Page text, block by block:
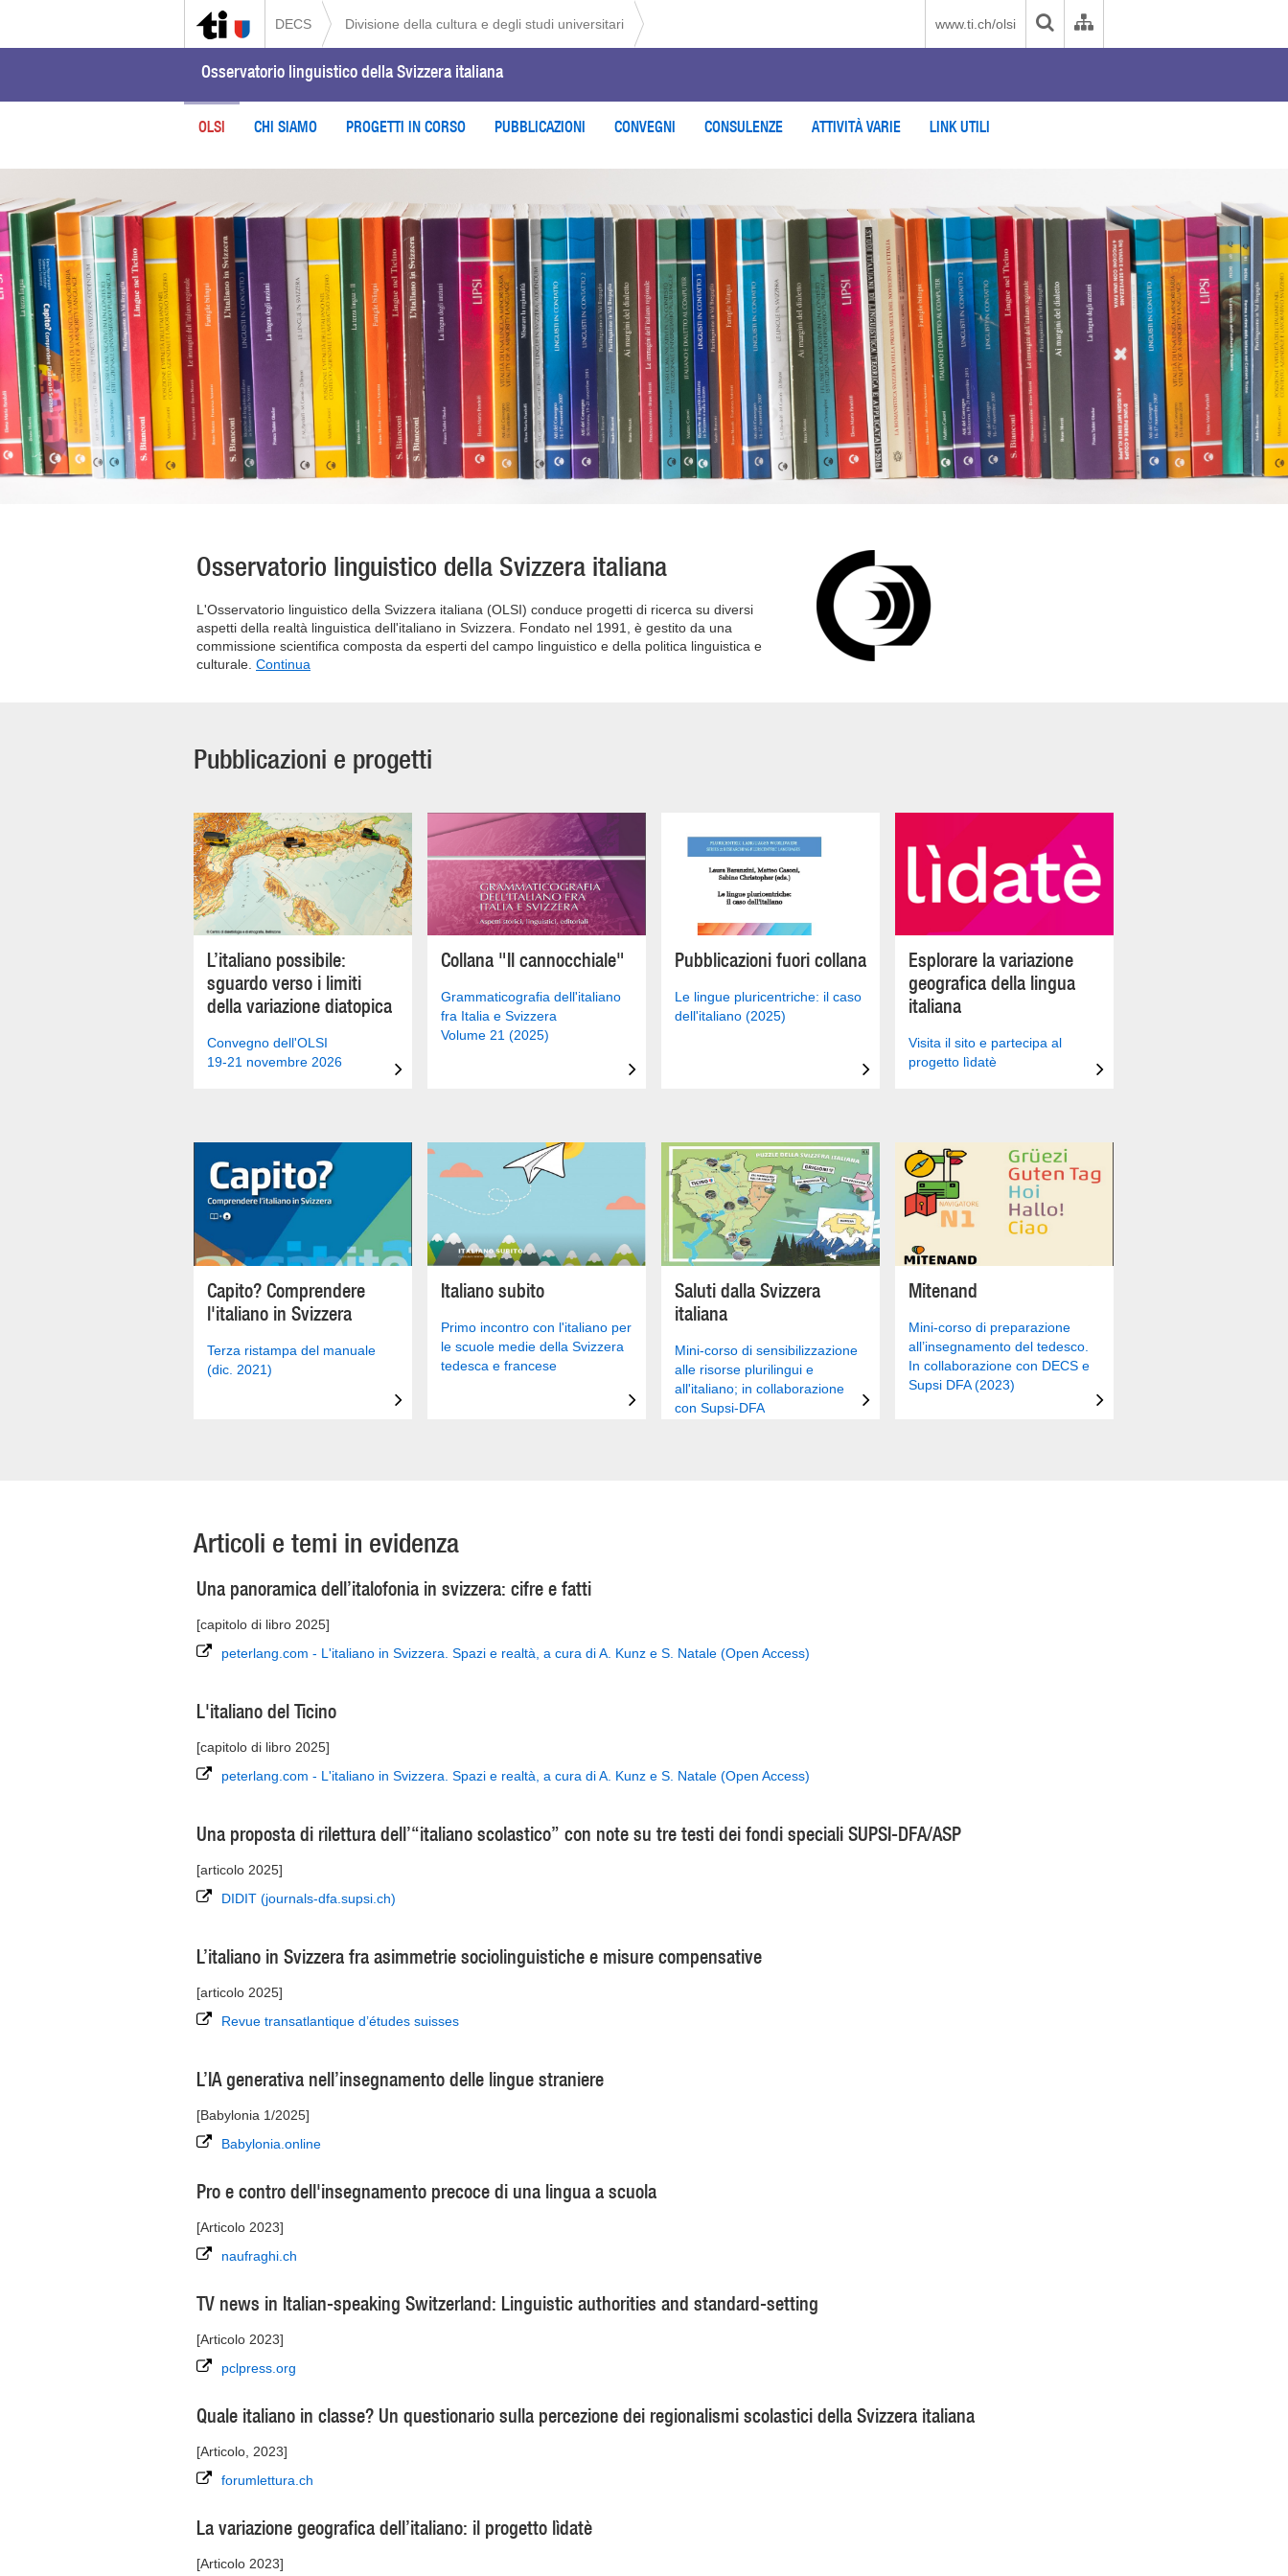
DECS Divisione della cultura e degli studi universitari www.ti.ch/olsi
Osservatorio linguistico della Svizzera italiana
OLSI CHI SIAMO PROGETTI IN CORSO PUBBLICAZIONI CONVEGNI CONSULENZE ATTIVITÀ VARIE LINK UTILI
Osservatorio linguistico della Svizzera italiana
L'Osservatorio linguistico della Svizzera italiana (OLSI) conduce progetti di ricerca su diversi
aspetti della realtà linguistica dell'italiano in Svizzera. Fondato nel 1991, è gestito da una
commissione scientifica composta da esperti del campo linguistico e della politica linguistica e
culturale. Continua
Pubblicazioni e progetti
L’italiano possibile:
sguardo verso i limiti
della variazione diatopica
Convegno dell'OLSI
19-21 novembre 2026
Collana "Il cannocchiale"
Grammaticografia dell'italiano
fra Italia e Svizzera
Volume 21 (2025)
Pubblicazioni fuori collana
Le lingue pluricentriche: il caso
dell'italiano (2025)
Esplorare la variazione
geografica della lingua
italiana
Visita il sito e partecipa al
progetto lìdatè
Capito? Comprendere
l'italiano in Svizzera
Terza ristampa del manuale
(dic. 2021)
Italiano subito
Primo incontro con l'italiano per
le scuole medie della Svizzera
tedesca e francese
Saluti dalla Svizzera
italiana
Mini-corso di sensibilizzazione
alle risorse plurilingui e
all'italiano; in collaborazione
con Supsi-DFA
Mitenand
Mini-corso di preparazione
all’insegnamento del tedesco.
In collaborazione con DECS e
Supsi DFA (2023)
Articoli e temi in evidenza
Una panoramica dell’italofonia in svizzera: cifre e fatti
[capitolo di libro 2025]
peterlang.com - L'italiano in Svizzera. Spazi e realtà, a cura di A. Kunz e S. Natale (Open Access)
L'italiano del Ticino
[capitolo di libro 2025]
peterlang.com - L'italiano in Svizzera. Spazi e realtà, a cura di A. Kunz e S. Natale (Open Access)
Una proposta di rilettura dell’“italiano scolastico” con note su tre testi dei fondi speciali SUPSI-DFA/ASP
[articolo 2025]
DIDIT (journals-dfa.supsi.ch)
L’italiano in Svizzera fra asimmetrie sociolinguistiche e misure compensative
[articolo 2025]
Revue transatlantique d’études suisses
L’IA generativa nell’insegnamento delle lingue straniere
[Babylonia 1/2025]
Babylonia.online
Pro e contro dell'insegnamento precoce di una lingua a scuola
[Articolo 2023]
naufraghi.ch
TV news in Italian-speaking Switzerland: Linguistic authorities and standard-setting
[Articolo 2023]
pclpress.org
Quale italiano in classe? Un questionario sulla percezione dei regionalismi scolastici della Svizzera italiana
[Articolo, 2023]
forumlettura.ch
La variazione geografica dell’italiano: il progetto lìdatè
[Articolo 2023]